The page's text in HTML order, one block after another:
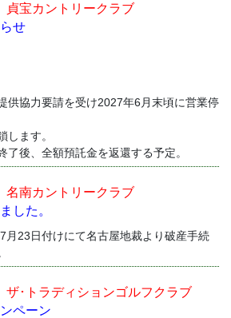
貞宝カントリークラブ
せ
供協力要請を受け2027年6月末頃に営業停
します。
後、全額預託金を返還する予定。
名南カントリークラブ
した。
月23日付けにて名古屋地裁より破産手続
ザ･トラディションゴルフクラブ
ペーン